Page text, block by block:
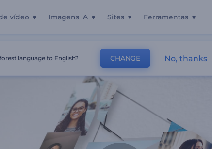
vídeo Imagens IA Sites Ferramentas
language to English? CHANGE No, thanks